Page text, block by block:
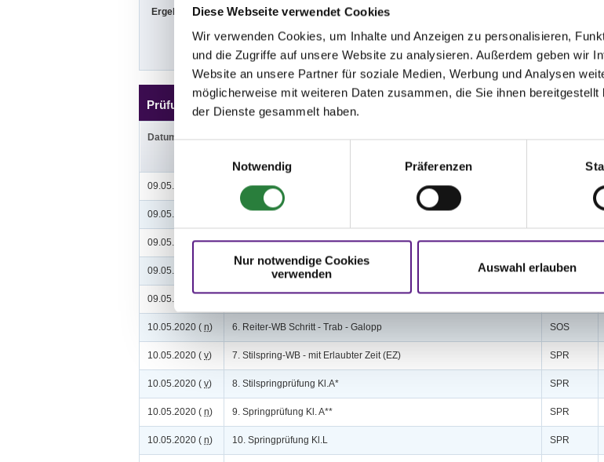
Diese Webseite verwendet Cookies
Wir verwenden Cookies, um Inhalte und Anzeigen zu personalisieren,
und die Zugriffe auf unsere Website zu analysieren. Außerdem geben wir
Website an unsere Partner für soziale Medien, Werbung und Analysen
möglicherweise mit weiteren Daten zusammen, die Sie ihnen
der Dienste gesammelt haben.
Notwendig
Präferenzen
Nur notwendige Cookies
verwenden
Auswahl erlauben
Ergebnisse: Zu den Ergebnissen auf www.fn-erfolgsdaten.de
Prüfungen
Datum Prüfung Disziplin
09.05.2020 ( 1. Dressurreiter-WB (RE 2)
09.05.2020 ( 2. Dressurreiterprüfung Kl.A
09.05.2020 (v) 3. Dressurprüfung Kl.A** DRE
09.05.2020 ( 4. Dressurprfg. Kl.L* - Tr. DRE
09.05.2020 (
10.05.2020 ( n) 6. Reiter-WB Schritt - Trab - Galopp SOS
10.05.2020 ( v) 7. Stilspring-WB - mit Erlaubter Zeit (EZ) SPR
10.05.2020 ( v) 8. Stilspringprüfung Kl.A* SPR
10.05.2020 ( n) 9. Springprüfung Kl. A** SPR
10.05.2020 ( n) 10. Springprüfung Kl.L SPR